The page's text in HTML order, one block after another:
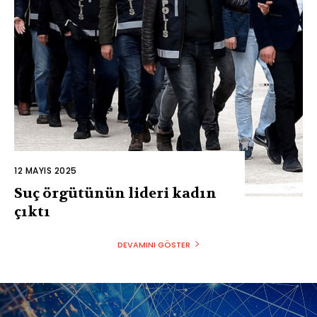
12 MAYIS 2025
Suç örgütünün lideri kadın
çıktı
DEVAMINI GÖSTER